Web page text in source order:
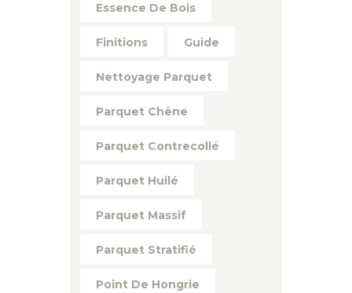
Essence De Bois
Finitions Guide
Nettoyage Parquet
Parquet Chêne
Parquet Contrecollé
Parquet Huilé
Parquet Massif
Parquet Stratifié
Point De Hongrie